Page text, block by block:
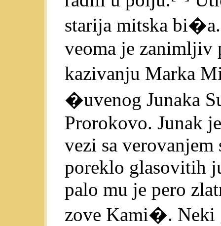
starija mitska bi�a.
veoma je zanimljiv
kazivanju Marka
�uvenog Junaka
Prorokovo. Junak
vezi sa
poreklo glasovitih
palo mu je pero
zove Kami�.